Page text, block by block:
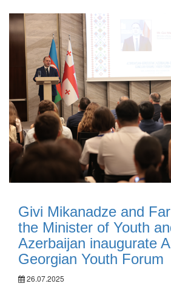
Givi Mikanadze and
the Minister of Youth
Azerbaijan inaugurate
Georgian Youth Forum
26.07.2025